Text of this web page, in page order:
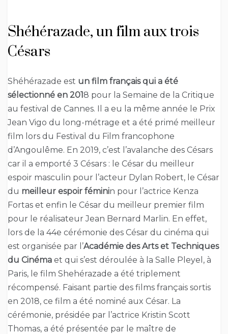
Shéhérazade, un film aux trois
Césars
Shéhérazade est un film français qui a été
sélectionné en 2018 pour la Semaine de la Critique
au festival de Cannes. Il a eu la même année le Prix
Jean Vigo du long-métrage et a été primé meilleur
film lors du Festival du Film francophone
d’Angoulême. En 2019, c’est l’avalanche des Césars
car il a emporté 3 Césars : le César du meilleur
espoir masculin pour l’acteur Dylan Robert, le César
du meilleur espoir féminin pour l’actrice Kenza
Fortas et enfin le César du meilleur premier film
pour le réalisateur Jean Bernard Marlin. En effet,
lors de la 44e cérémonie des César du cinéma qui
est organisée par l’Académie des Arts et Techniques
du Cinéma et qui s’est déroulée à la Salle Pleyel, à
Paris, le film Shehérazade a été triplement
récompensé. Faisant partie des films français sortis
en 2018, ce film a été nominé aux César. La
cérémonie, présidée par l’actrice Kristin Scott
Thomas, a été présentée par le maître de